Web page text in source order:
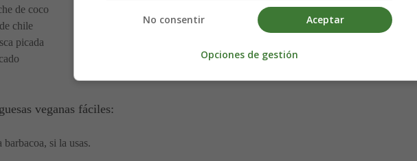
de coco
chile
picada
veganas fáciles:
si la usas.
Aceptar
No consentir
Opciones de gestión